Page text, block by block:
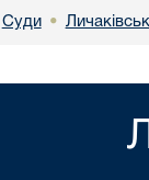
Суди •